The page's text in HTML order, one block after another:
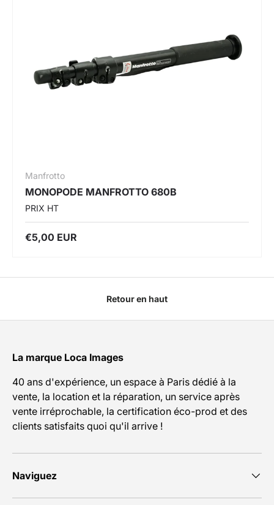
Manfrotto
MONOPODE MANFROTTO 680B
PRIX HT
€5,00 EUR
Retour en haut
La marque Loca Images
40 ans d'expérience, un espace à Paris dédié à la
vente, la location et la réparation, un service après
vente irréprochable, la certification éco-prod et des
clients satisfaits quoi qu'il arrive !
Naviguez